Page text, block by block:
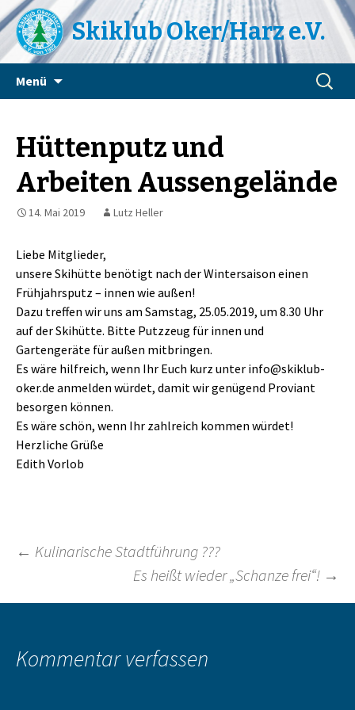
Skiklub Oker/Harz e.V.
Menü
Suchen
nach:
Hüttenputz und
Arbeiten Aussengelände
14. Mai 2019 Lutz Heller
Liebe Mitglieder,
unsere Skihütte benötigt nach der Wintersaison einen
Frühjahrsputz – innen wie außen!
Dazu treffen wir uns am Samstag, 25.05.2019, um 8.30 Uhr
auf der Skihütte. Bitte Putzzeug für innen und
Gartengeräte für außen mitbringen.
Es wäre hilfreich, wenn Ihr Euch kurz unter info@skiklub-
oker.de anmelden würdet, damit wir genügend Proviant
besorgen können.
Es wäre schön, wenn Ihr zahlreich kommen würdet!
Herzliche Grüße
Edith Vorlob
Beitragsnavigation
← Kulinarische Stadtführung ???
Es heißt wieder „Schanze frei“! →
Kommentar verfassen